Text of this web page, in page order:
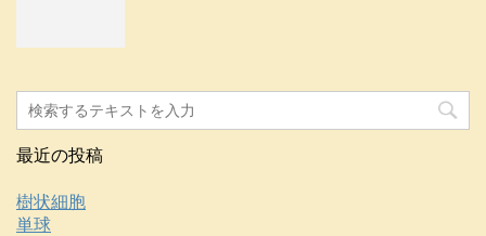
最近の投稿
樹状細胞
単球